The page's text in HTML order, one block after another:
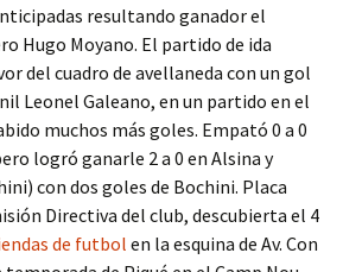
resultando ganador el
Hugo Moyano. El partido de ida
del cuadro de avellaneda con un gol
Leonel Galeano, en un partido en el
muchos más goles. Empató 0 a 0
logró ganarle 2 a 0 en Alsina y
con dos goles de Bochini. Placa
Directiva del club, descubierta el 4
de futbol en la esquina de Av. Con